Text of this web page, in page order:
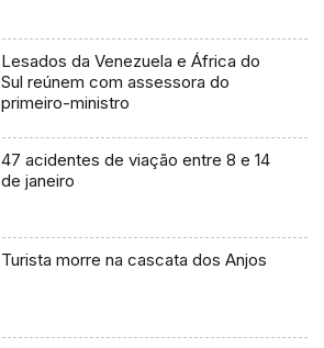
Lesados da Venezuela e África do
Sul reúnem com assessora do
primeiro-ministro
47 acidentes de viação entre 8 e 14
de janeiro
Turista morre na cascata dos Anjos